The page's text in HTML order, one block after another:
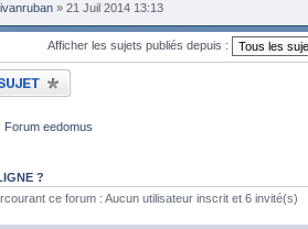
ivanruban » 21 Juil 2014 13:13
Afficher les sujets publiés depuis :
sujet
Forum eedomus
?
ce forum : Aucun utilisateur inscrit et 6 invité(s)